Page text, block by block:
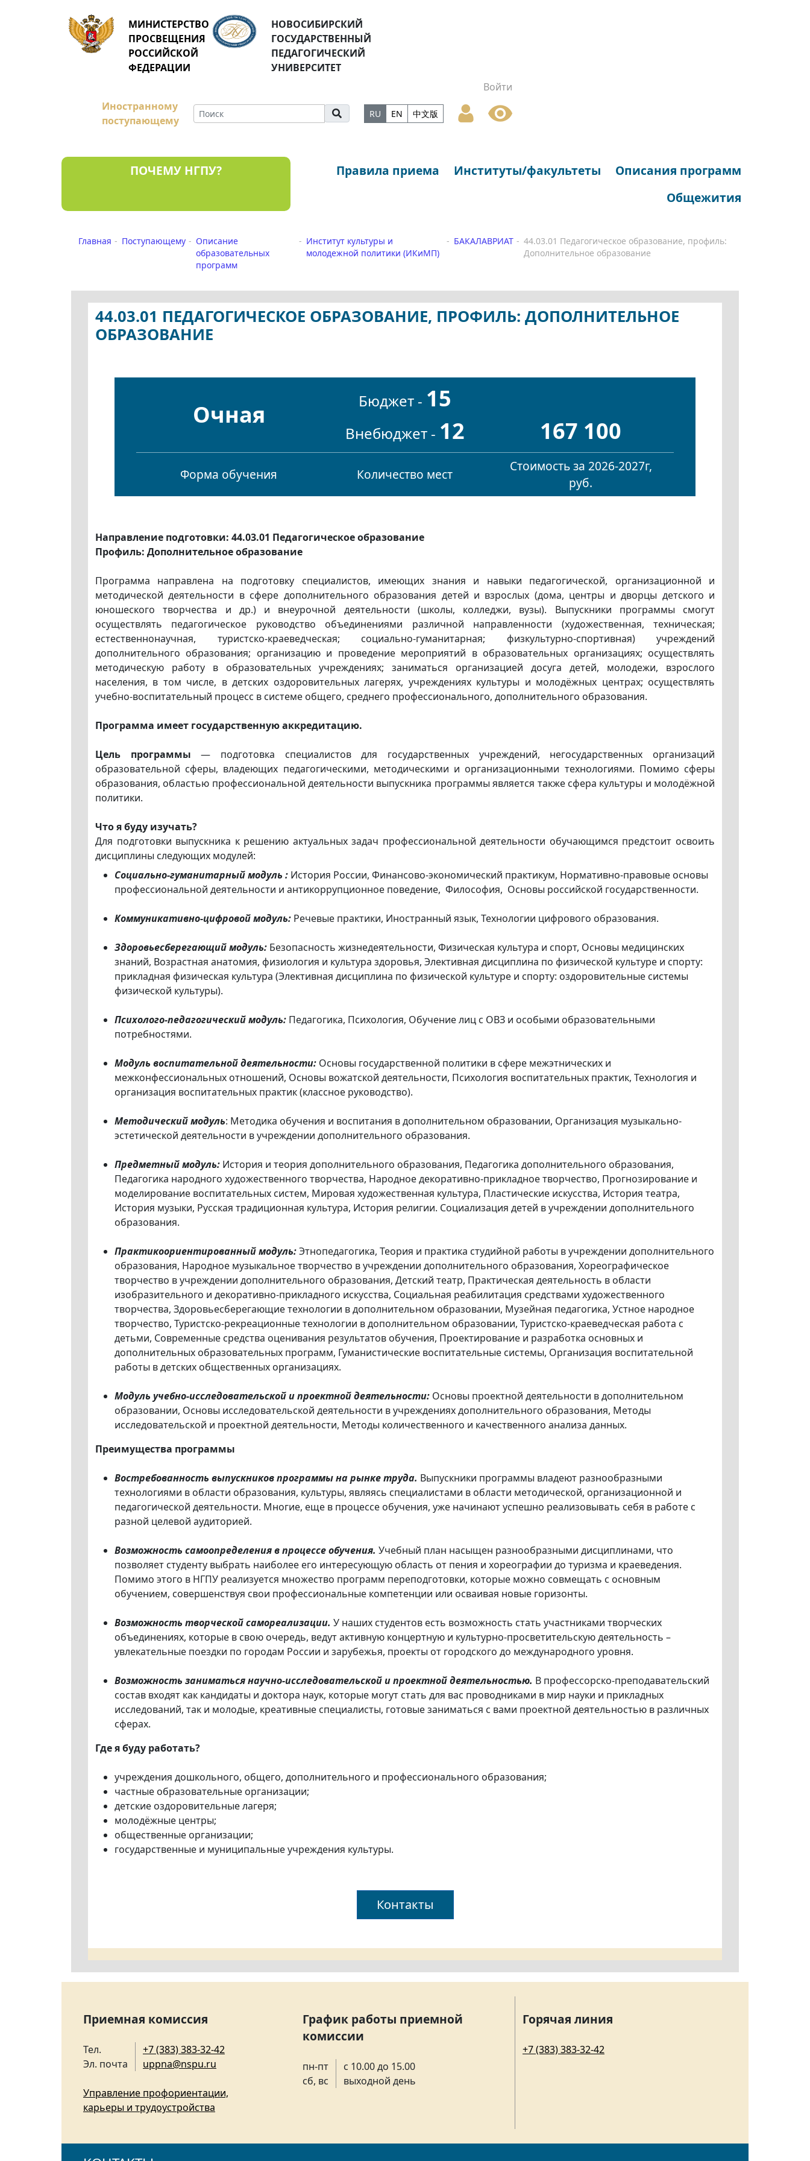
МИНИСТЕРСТВО
ПРОСВЕЩЕНИЯ
РОССИЙСКОЙ
ФЕДЕРАЦИИ
НОВОСИБИРСКИЙ
ГОСУДАРСТВЕННЫЙ
ПЕДАГОГИЧЕСКИЙ
УНИВЕРСИТЕТ
Войти
Иностранному
поступающему
RU EN 中文版
ПОЧЕМУ НГПУ? Правила приема Институты/факультеты
Описания программ
Общежития
Главная Поступающему
Описание
образовательных
программ
Институт культуры и
молодежной политики (ИКиМП)
БАКАЛАВРИАТ
44.03.01 Педагогическое образование, профиль:
Дополнительное образование
44.03.01 ПЕДАГОГИЧЕСКОЕ ОБРАЗОВАНИЕ, ПРОФИЛЬ: ДОПОЛНИТЕЛЬНОЕ
ОБРАЗОВАНИЕ
Очная Бюджет - 15
Внебюджет - 12 167 100
Форма обучения Количество мест
Стоимость за 2026-2027г,
руб.
Контакты
Направление подготовки: 44.03.01 Педагогическое образование
Профиль: Дополнительное образование
Программа направлена на подготовку специалистов, имеющих знания и навыки педагогической, организационной и
методической деятельности в сфере дополнительного образования детей и взрослых (дома, центры и дворцы детского и
юношеского творчества и др.) и внеурочной деятельности (школы, колледжи, вузы). Выпускники программы смогут
осуществлять педагогическое руководство объединениями различной направленности (художественная, техническая;
естественнонаучная, туристско-краеведческая; социально-гуманитарная; физкультурно-спортивная) учреждений
дополнительного образования; организацию и проведение мероприятий в образовательных организациях; осуществлять
методическую работу в образовательных учреждениях; заниматься организацией досуга детей, молодежи, взрослого
населения, в том числе, в детских оздоровительных лагерях, учреждениях культуры и молодёжных центрах; осуществлять
учебно-воспитательный процесс в системе общего, среднего профессионального, дополнительного образования.
Программа имеет государственную аккредитацию.
Цель программы — подготовка специалистов для государственных учреждений, негосударственных организаций
образовательной сферы, владеющих педагогическими, методическими и организационными технологиями. Помимо сферы
образования, областью профессиональной деятельности выпускника программы является также сфера культуры и молодёжной
политики.
Что я буду изучать?
Для подготовки выпускника к решению актуальных задач профессиональной деятельности обучающимся предстоит освоить
дисциплины следующих модулей:
Социально-гуманитарный модуль : История России, Финансово-экономический практикум, Нормативно-правовые основы
профессиональной деятельности и антикоррупционное поведение, Философия, Основы российской государственности.
Коммуникативно-цифровой модуль: Речевые практики, Иностранный язык, Технологии цифрового образования.
Здоровьесберегающий модуль: Безопасность жизнедеятельности, Физическая культура и спорт, Основы медицинских
знаний, Возрастная анатомия, физиология и культура здоровья, Элективная дисциплина по физической культуре и спорту:
прикладная физическая культура (Элективная дисциплина по физической культуре и спорту: оздоровительные системы
физической культуры).
Психолого-педагогический модуль: Педагогика, Психология, Обучение лиц с ОВЗ и особыми образовательными
потребностями.
Модуль воспитательной деятельности: Основы государственной политики в сфере межэтнических и
межконфессиональных отношений, Основы вожатской деятельности, Психология воспитательных практик, Технология и
организация воспитательных практик (классное руководство).
Методический модуль: Методика обучения и воспитания в дополнительном образовании, Организация музыкально-
эстетической деятельности в учреждении дополнительного образования.
Предметный модуль: История и теория дополнительного образования, Педагогика дополнительного образования,
Педагогика народного художественного творчества, Народное декоративно-прикладное творчество, Прогнозирование и
моделирование воспитательных систем, Мировая художественная культура, Пластические искусства, История театра,
История музыки, Русская традиционная культура, История религии. Социализация детей в учреждении дополнительного
образования.
Практикоориентированный модуль:Этнопедагогика, Теория и практика студийной работы в учреждении дополнительного
образования, Народное музыкальное творчество в учреждении дополнительного образования, Хореографическое
творчество в учреждении дополнительного образования, Детский театр, Практическая деятельность в области
изобразительного и декоративно-прикладного искусства, Социальная реабилитация средствами художественного
творчества, Здоровьесберегающие технологии в дополнительном образовании, Музейная педагогика, Устное народное
творчество, Туристско-рекреационные технологии в дополнительном образовании, Туристско-краеведческая работа с
детьми, Современные средства оценивания результатов обучения, Проектирование и разработка основных и
дополнительных образовательных программ, Гуманистические воспитательные системы, Организация воспитательной
работы в детских общественных организациях.
Модуль учебно-исследовательской и проектной деятельности: Основы проектной деятельности в дополнительном
образовании, Основы исследовательской деятельности в учреждениях дополнительного образования, Методы
исследовательской и проектной деятельности, Методы количественного и качественного анализа данных.
Преимущества программы
Востребованность выпускников программы на рынке труда. Выпускники программы владеют разнообразными
технологиями в области образования, культуры, являясь специалистами в области методической, организационной и
педагогической деятельности. Многие, еще в процессе обучения, уже начинают успешно реализовывать себя в работе с
разной целевой аудиторией.
Возможность самоопределения в процессе обучения. Учебный план насыщен разнообразными дисциплинами, что
позволяет студенту выбрать наиболее его интересующую область от пения и хореографии до туризма и краеведения.
Помимо этого в НГПУ реализуется множество программ переподготовки, которые можно совмещать с основным
обучением, совершенствуя свои профессиональные компетенции или осваивая новые горизонты.
Возможность творческой самореализации. У наших студентов есть возможность стать участниками творческих
объединениях, которые в свою очередь, ведут активную концертную и культурно-просветительскую деятельность –
увлекательные поездки по городам России и зарубежья, проекты от городского до международного уровня.
Возможность заниматься научно-исследовательской и проектной деятельностью. В профессорско-преподавательский
состав входят как кандидаты и доктора наук, которые могут стать для вас проводниками в мир науки и прикладных
исследований, так и молодые, креативные специалисты, готовые заниматься с вами проектной деятельностью в различных
сферах.
Где я буду работать?
учреждения дошкольного, общего, дополнительного и профессионального образования;
частные образовательные организации;
детские оздоровительные лагеря;
молодёжные центры;
общественные организации;
государственные и муниципальные учреждения культуры.
Приемная комиссия
Тел.
Эл. почта
+7 (383) 383-32-42
uppna@nspu.ru
Управление профориентации,
карьеры и трудоустройства
График работы приемной
комиссии
пн-пт
сб, вс
с 10.00 до 15.00
выходной день
Горячая линия
+7 (383) 383-32-42